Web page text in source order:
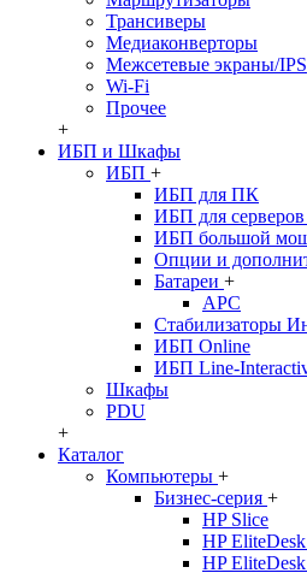
Трансиверы
Медиаконверторы
Межсетевые экраны/IPS
Wi-Fi
Прочее
+
ИБП и Шкафы
ИБП +
ИБП для ПК
ИБП для серверов
ИБП большой
Опции и
Батареи +
APC
Стабилизаторы
ИБП Online
ИБП Line-
Шкафы
PDU
+
Каталог
Компьютеры +
Бизнес-серия +
HP Slice
HP
HP